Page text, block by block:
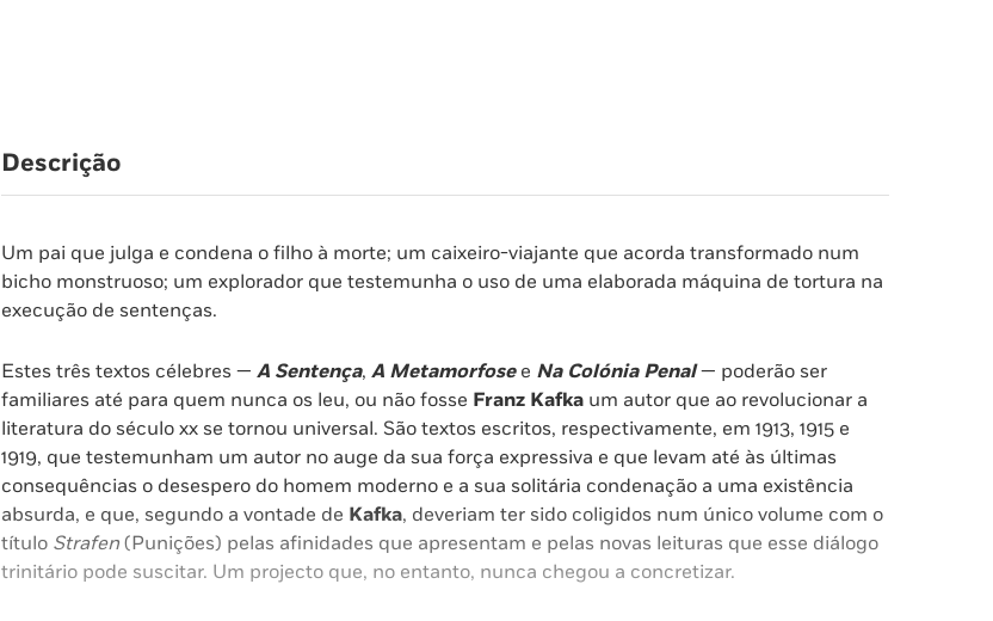
Descrição
Um pai que julga e condena o filho à morte; um caixeiro-viajante que acorda transformado num
bicho monstruoso; um explorador que testemunha o uso de uma elaborada máquina de tortura na
execução de sentenças.
Estes três textos célebres — A Sentença, A Metamorfosee Na Colónia Penal— poderão ser
familiares até para quem nunca os leu, ou não fosse Franz Kafka um autor que ao revolucionar a
literatura do século xx se tornou universal. São textos escritos, respectivamente, em 1913, 1915 e
1919, que testemunham um autor no auge da sua força expressiva e que levam até às últimas
consequências o desespero do homem moderno e a sua solitária condenação a uma existência
absurda, e que, segundo a vontade de Kafka, deveriam ter sido coligidos num único volume com o
título Strafen (Punições) pelas afinidades que apresentam e pelas novas leituras que esse diálogo
trinitário pode suscitar. Um projecto que, no entanto, nunca chegou a concretizar.